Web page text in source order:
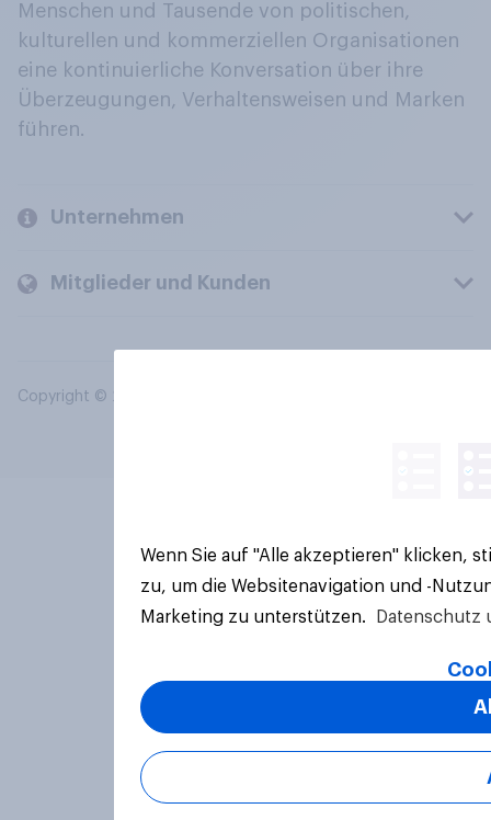
Menschen und Tausende von politischen,
kulturellen und kommerziellen Organisationen
eine kontinuierliche Konversation über ihre
Überzeugungen, Verhaltensweisen und Marken
führen.
Unternehmen
Mitglieder und Kunden
Copyright © 2026 YouGov PLC. Alle Rechte vorbehalten.
Wenn Sie auf "Alle akzeptieren" klicken,
zu, um die Websitenavigation und -
Marketing zu unterstützen.
Datenschutz